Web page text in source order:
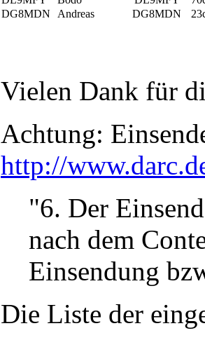
DG8MDN
Andreas DG8MDN
Vielen Dank für
Achtung:
http://
"6. Der
nach dem
Einsendung
Die Liste der